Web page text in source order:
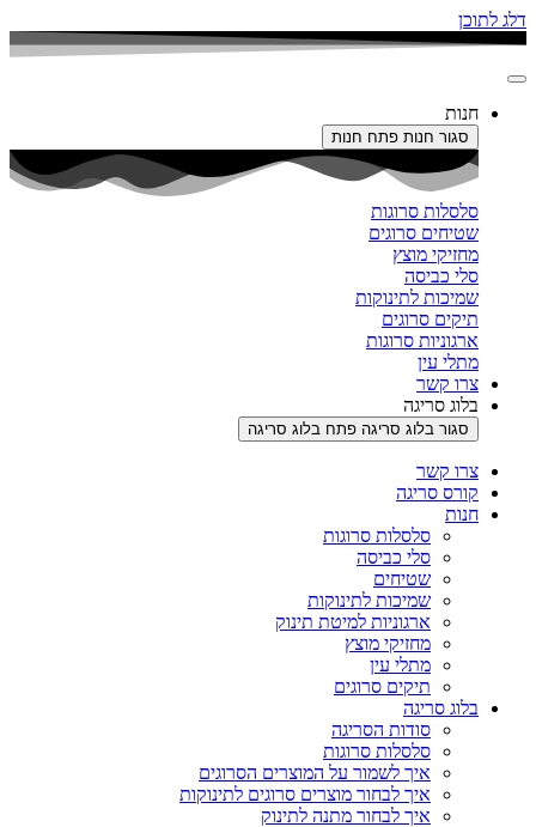
דלג לתוכן
חנות
סגור חנות פתח חנות
סלסלות סרוגות
שטיחים סרוגים
מחזיקי מוצץ
סלי כביסה
שמיכות לתינוקות
תיקים סרוגים
ארגוניות סרוגות
מתלי עין
צרו קשר
בלוג סריגה
סגור בלוג סריגה פתח בלוג סריגה
צרו קשר
קורס סריגה
חנות
סלסלות סרוגות
סלי כביסה
שטיחים
שמיכות לתינוקות
ארגוניות למיטת תינוק
מחזיקי מוצץ
מתלי עין
תיקים סרוגים
בלוג סריגה
סודות הסריגה
סלסלות סרוגות
איך לשמור על המוצרים הסרוגים
איך לבחור מוצרים סרוגים לתינוקות
איך לבחור מתנה לתינוק